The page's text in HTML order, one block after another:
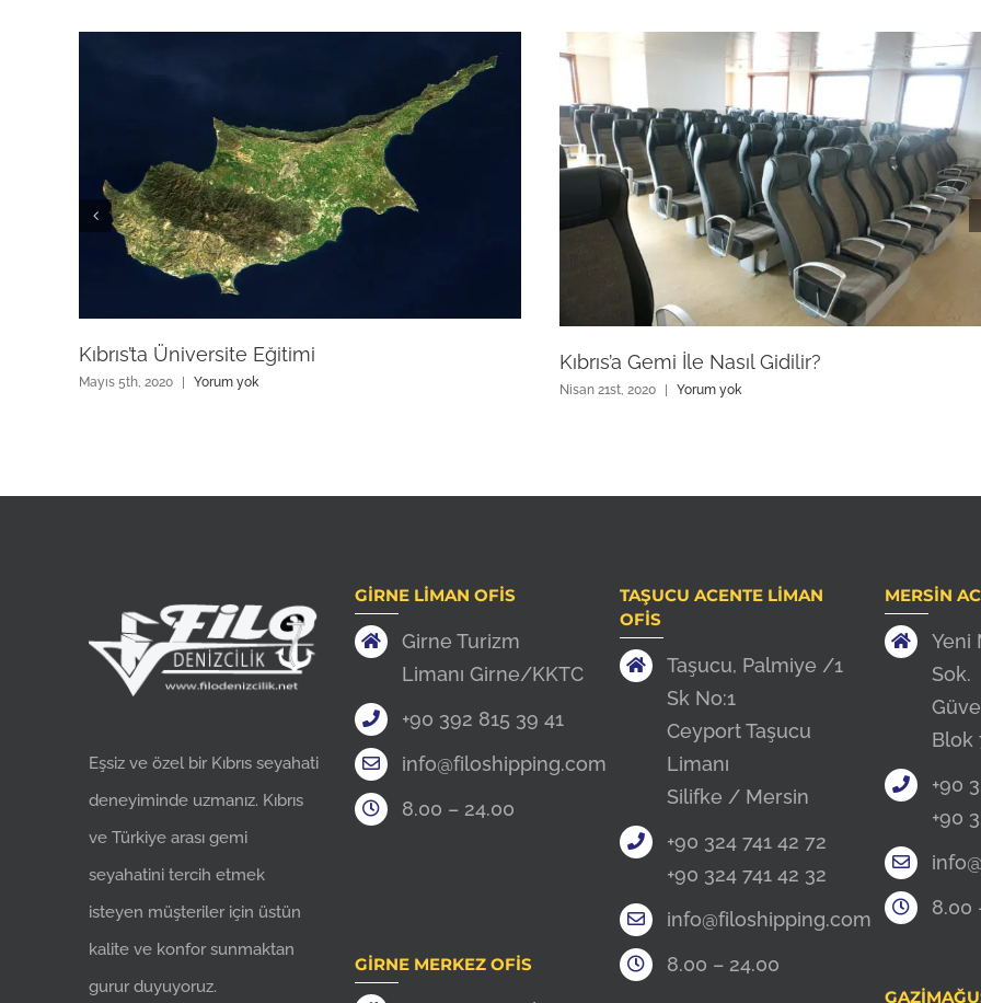
Kıbrıs’ta Üniversite Eğitimi
Mayıs 5th, 2020 Yorum yok
Kıbrıs’a Gemi İle Nasıl Gidilir?
Nisan 21st, 2020 Yorum yok
Eşsiz ve özel bir Kıbrıs seyahati
deneyiminde uzmanız. Kıbrıs
ve Türkiye arası gemi
seyahatini tercih etmek
isteyen müşteriler için üstün
kalite ve konfor sunmaktan
gurur duyuyoruz.
GIRNE LIMAN OFIS
Girne Turizm
Limanı Girne/KKTC
+90 392 815 39 41
info@filoshipping.com
8.00 – 24.00
GIRNE MERKEZ OFIS
TAŞUCU ACENTE LIMAN
OFIS
Taşucu, Palmiye /1
Sk No:1
Ceyport Taşucu
Limanı
Silifke / Mersin
+90 324 741 42 72
+90 324 741 42 32
info@filoshipping.com
8.00 – 24.00
MERSIN
Yeni
Sok.
Blok
+90
+90
8.00